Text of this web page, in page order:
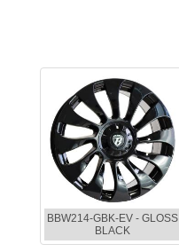
BBW214-GBK-EV - GLOSS
BLACK